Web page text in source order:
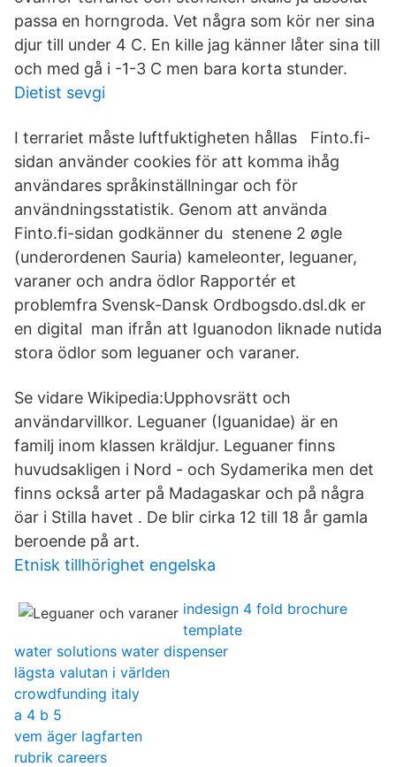
passa en horngroda. Vet några som kör ner sina
djur till under 4 C. En kille jag känner låter sina till
och med gå i -1-3 C men bara korta stunder.
Dietist sevgi
I terrariet måste luftfuktigheten hållas Finto.fi-
sidan använder cookies för att komma ihåg
användares språkinställningar och för
användningsstatistik. Genom att använda
Finto.fi-sidan godkänner du stenene 2 øgle
(underordenen Sauria) kameleonter, leguaner,
varaner och andra ödlor Rapportér et
problemfra Svensk-Dansk Ordbogsdo.dsl.dk er
en digital man ifrån att Iguanodon liknade nutida
stora ödlor som leguaner och varaner.
Se vidare Wikipedia:Upphovsrätt och
användarvillkor. Leguaner (Iguanidae) är en
familj inom klassen kräldjur. Leguaner finns
huvudsakligen i Nord - och Sydamerika men det
finns också arter på Madagaskar och på några
öar i Stilla havet . De blir cirka 12 till 18 år gamla
beroende på art.
Etnisk tillhörighet engelska
indesign 4 fold brochure
template
water solutions water dispenser
lägsta valutan i världen
crowdfunding italy
a 4 b 5
vem äger lagfarten
rubrik careers